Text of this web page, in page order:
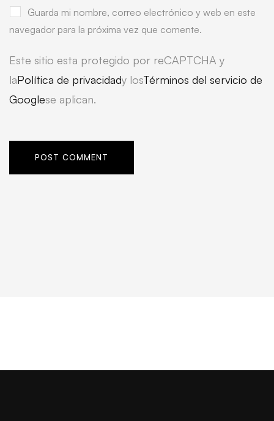
Guarda mi nombre, correo electrónico y web en este
navegador para la próxima vez que comente.
Este sitio esta protegido por reCAPTCHA y
laPolítica de privacidady losTérminos del servicio de
Googlese aplican.